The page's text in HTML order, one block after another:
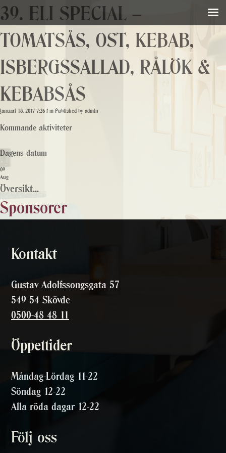
39. ELI SPECIAL –
TOMATSÅS, OST, KEBAB,
ISBERGSSALLAD, RÅLÖK &
KEBABSÅS
januari 18, 2017 7:26 f m Published by admin
Kommande aktiviteter
Dagens datum
09
Aug
Översikt...
Sponsorer
Kontakt
Gustav Adolfssongsgata 57
549 54 Skövde
0500-48 48 11
Öppettider
Måndag-Lördag 11-22
Söndag 12-22
Alla röda dagar 12-22
Följ oss